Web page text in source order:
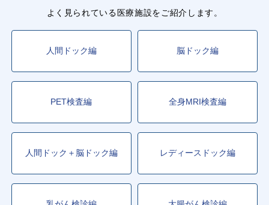
よく見られている医療施設をご紹介します。
人間ドック編 脳ドック編
PET検査編 全身MRI検査編
人間ドック＋脳ドック編 レディースドック編